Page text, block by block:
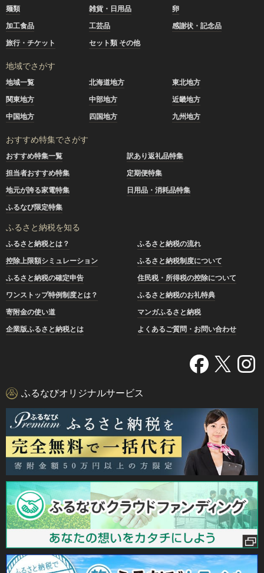
麺類
雑貨・日用品
卵
加工食品
工芸品
感謝状・記念品
旅行・チケット
セット類 その他
地域でさがす
地域一覧 北海道地方
東北地方
関東地方
中部地方
近畿地方
中国地方
四国地方 九州地方
おすすめ特集でさがす
おすすめ特集一覧
訳あり返礼品特集
担当者おすすめ特集
定期便特集
地元が誇る家電特集
日用品・消耗品特集
ふるなび限定特集
ふるさと納税を知る
ふるさと納税とは？
ふるさと納税の流れ
控除上限額シミュレーション
ふるさと納税制度について
ふるさと納税の確定申告
住民税・所得税の控除について
ワンストップ特例制度とは？
ふるさと納税のお礼特典
寄附金の使い道
マンガふるさと納税
企業版ふるさと納税とは
よくあるご質問・お問い合わせ
ふるなびオリジナルサービス